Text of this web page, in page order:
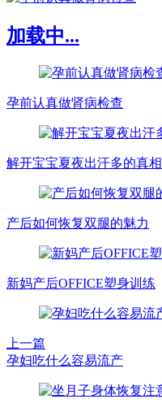
加载中...
孕前认真做肾病检查
解开宝宝夏夜出汗多的真相
产后如何恢复双腿的魅力
新妈产后OFFICE塑身训练
上一篇
孕妇吃什么容易流产